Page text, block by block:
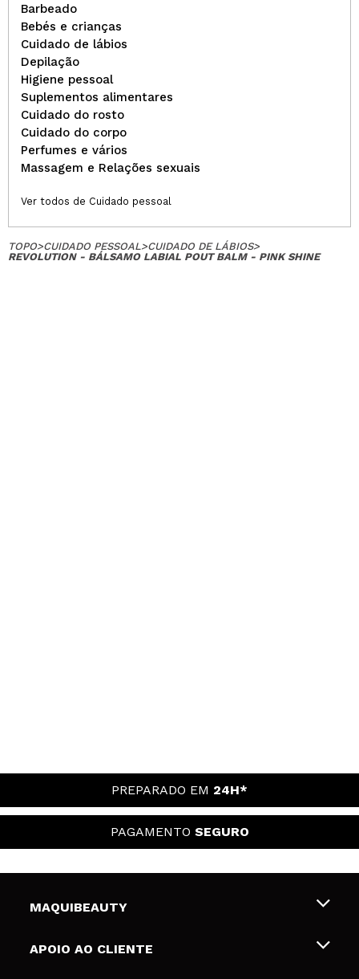
Barbeado
Bebés e crianças
Cuidado de lábios
Depilação
Higiene pessoal
Suplementos alimentares
Cuidado do rosto
Cuidado do corpo
Perfumes e vários
Massagem e Relações sexuais
Ver todos de Cuidado pessoal
TOPO>CUIDADO PESSOAL>CUIDADO DE LÁBIOS>
REVOLUTION - BÁLSAMO LABIAL POUT BALM - PINK SHINE
PREPARADO EM 24H*
PAGAMENTO SEGURO
MAQUIBEAUTY
Sobre nós
APOIO AO CLIENTE